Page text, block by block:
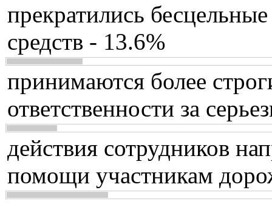
прекратились
средств - 13.6%
принимаются более
ответственности за
действия сотрудников
помощи участникам